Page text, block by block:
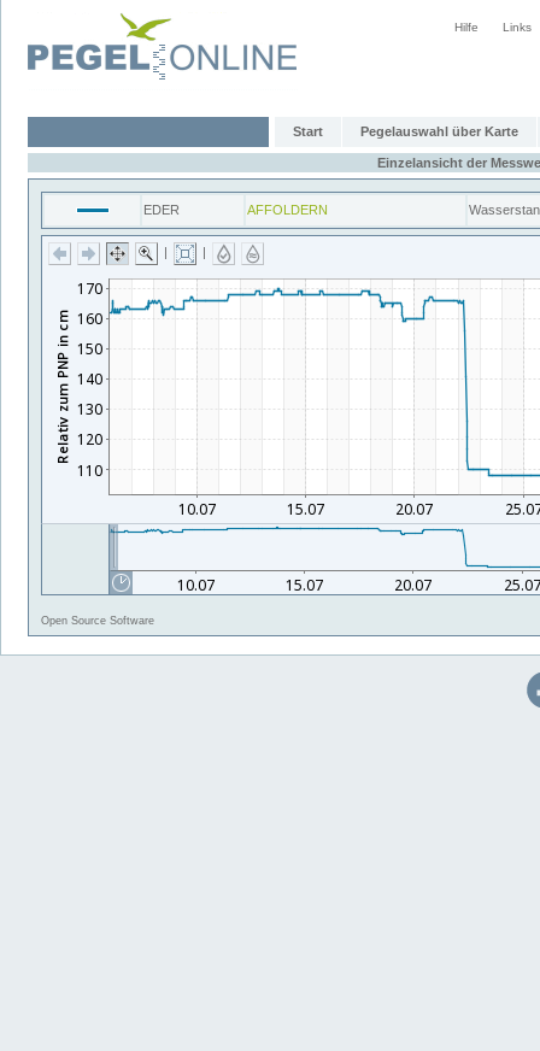
Hilfe Links
Start Pegelauswahl über Karte
Einzelansicht der
EDER AFFOLDERN
| |
Open Source Software